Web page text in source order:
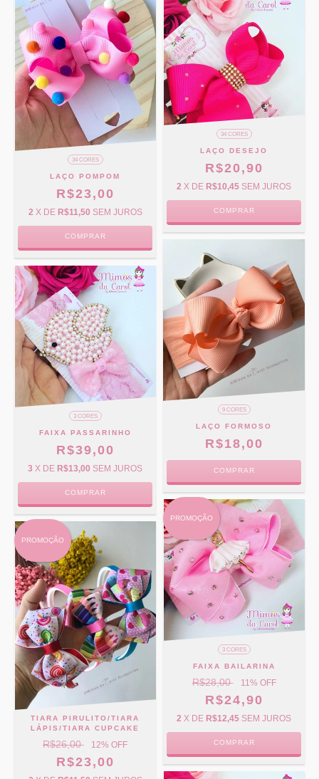
34 CORES
LAÇO POMPOM
R$23,00
2 X DE R$11,50 SEM JUROS
COMPRAR
34 CORES
LAÇO DESEJO
R$20,90
2 X DE R$10,45 SEM JUROS
COMPRAR
3 CORES
FAIXA PASSARINHO
R$39,00
3 X DE R$13,00 SEM JUROS
COMPRAR
9 CORES
LAÇO FORMOSO
R$18,00
COMPRAR
PROMOÇÃO
TIARA PIRULITO/TIARA
LÁPIS/TIARA CUPCAKE
R$26,00 12% OFF
R$23,00
PROMOÇÃO
3 CORES
FAIXA BAILARINA
R$28,00 11% OFF
R$24,90
2 X DE R$12,45 SEM JUROS
COMPRAR